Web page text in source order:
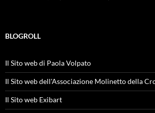
BLOGROLL
Il Sito web di Paola Volpato
Il Sito web dell'Associazione Molinetto della
Il Sito web Exibart